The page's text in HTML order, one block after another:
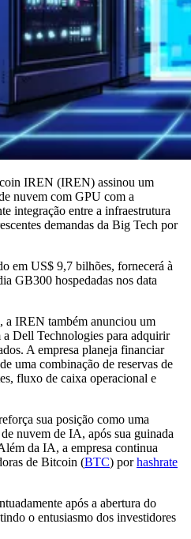
IREN (IREN) assinou um
nuvem com GPU com a
integração entre a infraestrutura
demandas da Big Tech por
em US$ 9,7 bilhões, fornecerá à
GB300 hospedadas nos data
a IREN também anunciou um
Dell Technologies para adquirir
A empresa planeja financiar
uma combinação de reservas de
fluxo de caixa operacional e
sua posição como uma
nuvem de IA, após sua guinada
da IA, a empresa continua
de Bitcoin (BTC) porhashrate
após a abertura do
o entusiasmo dos investidores